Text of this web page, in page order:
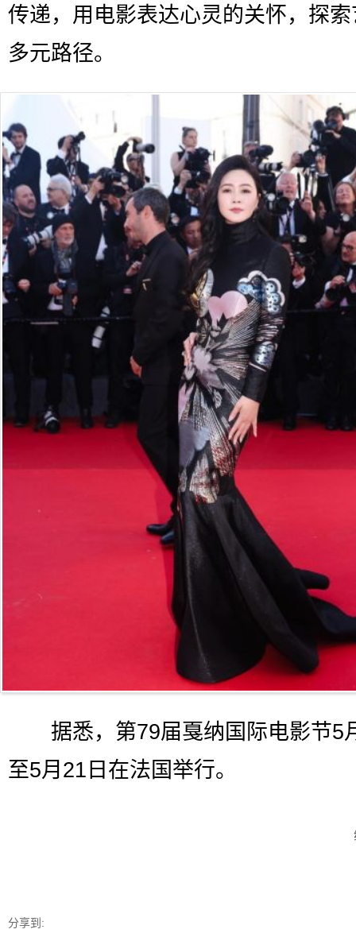
传递，用电影表达心灵的关怀，探
多元路径。
据悉，第79届戛纳国际电影节5
至5月21日在法国举行。
分享到: